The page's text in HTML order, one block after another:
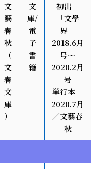
文
藝
春
秋
（
文
春
文
庫
）
文
庫/
電
子
書
籍
初出
「文學
界」
2018.6月
号～
2020.2月
号
単行本
2020.7月
／文藝春
秋